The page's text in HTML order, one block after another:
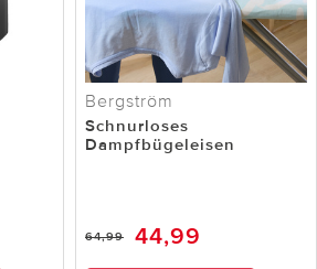
Bergström
Schnurloses
Dampfbügeleisen
64,99 44,99